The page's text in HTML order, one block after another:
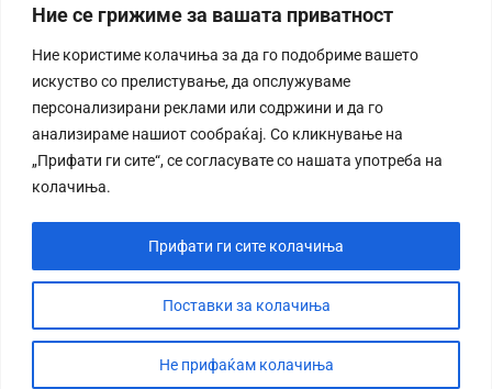
Ние се грижиме за вашата приватност
Ние користиме колачиња за да го подобриме вашето
искуство со прелистување, да опслужуваме
персонализирани реклами или содржини и да го
анализираме нашиот сообраќај. Со кликнување на
„Прифати ги сите“, се согласувате со нашата употреба на
колачиња.
Поставки за колачиња
Не прифаќам колачиња
Прифати ги сите колачиња
СТОРИЈА
ДЕБАТА